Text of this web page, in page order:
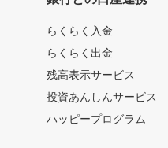
らくらく入金
らくらく出金
残高表示サービス
投資あんしんサービス
ハッピープログラム